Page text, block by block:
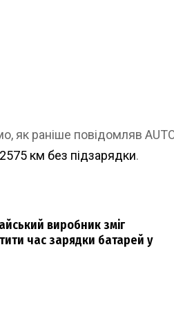
як раніше повідомляв
км без підзарядки.
виробник зміг
час зарядки батарей у